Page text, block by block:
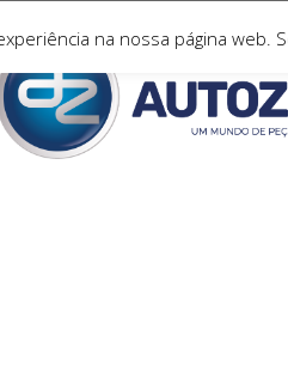
na nossa página